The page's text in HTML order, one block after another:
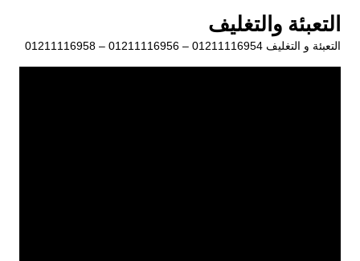
المحتوى
التعبئة والتغليف
التعبئة و التغليف 01211116954 – 01211116956 – 01211116958